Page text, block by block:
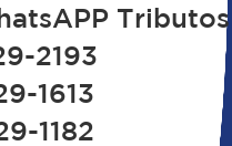
Tributos
2193
1613
1182